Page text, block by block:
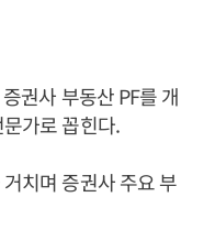
권사 부동산 PF를 개
가로 꼽힌다.
치며 증권사 주요 부